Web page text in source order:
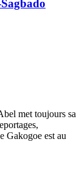
met toujours sa
Gakogoe est au